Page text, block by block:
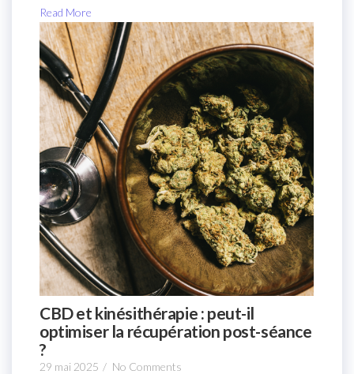
Read More
CBD et kinésithérapie : peut-il
optimiser la récupération post-séance
?
29 mai 2025 / No Comments